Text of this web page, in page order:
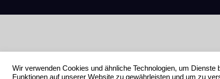
Wir verwenden Cookies und ähnliche Technologien, um Dienste
Funktionen auf unserer Website zu gewährleisten und um zu